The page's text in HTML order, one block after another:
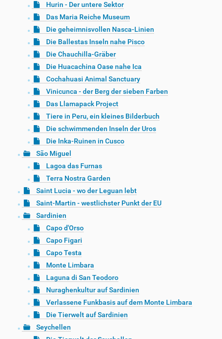
Hurin - Der untere Sektor
Das Maria Reiche Museum
Die geheimnisvollen Nasca-Linien
Die Ballestas Inseln nahe Pisco
Die Chauchilla-Gräber
Die Huacachina Oase nahe Ica
Cochahuasi Animal Sanctuary
Vinicunca - der Berg der sieben Farben
Das Llamapack Project
Tiere in Peru, ein kleines Bilderbuch
Die schwimmenden Inseln der Uros
Die Inka-Ruinen in Cusco
São Miguel
Lagoa das Furnas
Terra Nostra Garden
Saint Lucia - wo der Leguan lebt
Saint-Martin - westlichster Punkt der EU
Sardinien
Capo d'Orso
Capo Figari
Capo Testa
Monte Limbara
Laguna di San Teodoro
Nuraghenkultur auf Sardinien
Verlassene Funkbasis auf dem Monte Limbara
Die Tierwelt auf Sardinien
Seychellen